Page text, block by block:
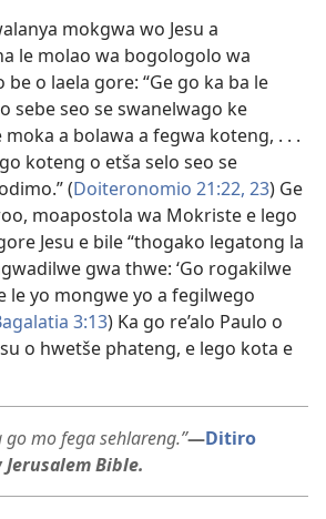
mokgwa wo Jesu a
le molao wa bogologolo wa
be o laela gore: “Ge go ka ba le
sebe seo se swanelwago ke
a bolawa a fegwa koteng, . . .
koteng o etša selo seo se
(Doiteronomio 21:22, 23) Ge
moapostola wa Mokriste e lego
Jesu e bile “thogako legatong la
gwa thwe: ‘Go rogakilwe
le yo mongwe yo a fegilwego
3:13) Ka go re’alo Paulo o
o hwetše phateng, e lego kota e
mo fega sehlareng.”—Ditiro
Jerusalem Bible.